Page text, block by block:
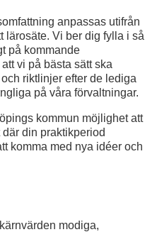
anpassas utifrån
lärosäte. Vi ber dig fylla i så
på kommande
vi på bästa sätt ska
riktlinjer efter de lediga
på våra förvaltningar.
kommun möjlighet att
din praktikperiod
komma med nya idéer och
modiga,